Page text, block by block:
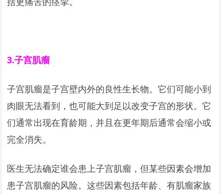
3.子宫肌瘤
子宫肌瘤是子宫壁内外的良性生长物。它们可能小到
肉眼无法看到，也可能大到足以改变子宫的形状。它
们通常出现在育龄期，并且在更年期后通常会缩小或
完全消失。
医生无法确定谁会患上子宫肌瘤，但某些因素会增加
患子宫肌瘤的风险。这些因素包括年龄、有肌瘤家族